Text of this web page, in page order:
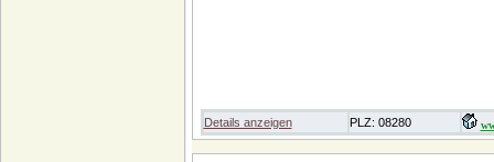
Details anzeigen PLZ: 08280